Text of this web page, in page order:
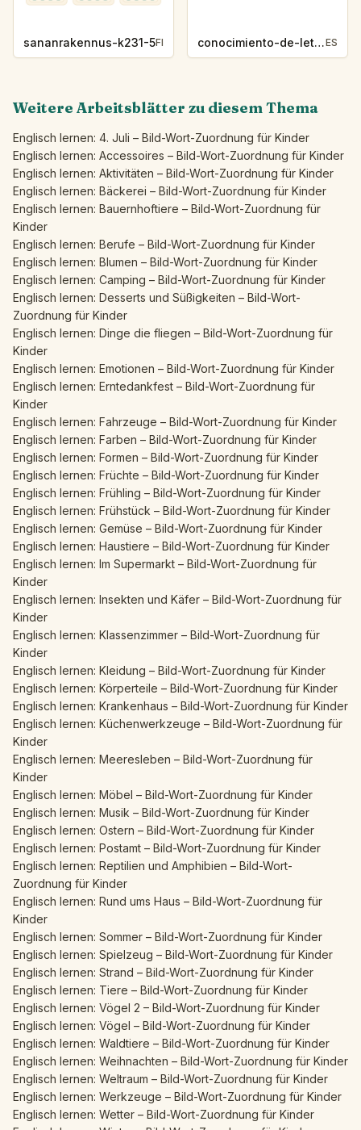
sananrakennus-k231-5FI conocimiento-de-letras-k230-5ES
Weitere Arbeitsblätter zu diesem Thema
Englisch lernen: 4. Juli – Bild-Wort-Zuordnung für Kinder
Englisch lernen: Accessoires – Bild-Wort-Zuordnung für Kinder
Englisch lernen: Aktivitäten – Bild-Wort-Zuordnung für Kinder
Englisch lernen: Bäckerei – Bild-Wort-Zuordnung für Kinder
Englisch lernen: Bauernhoftiere – Bild-Wort-Zuordnung für
Kinder
Englisch lernen: Berufe – Bild-Wort-Zuordnung für Kinder
Englisch lernen: Blumen – Bild-Wort-Zuordnung für Kinder
Englisch lernen: Camping – Bild-Wort-Zuordnung für Kinder
Englisch lernen: Desserts und Süßigkeiten – Bild-Wort-
Zuordnung für Kinder
Englisch lernen: Dinge die fliegen – Bild-Wort-Zuordnung für
Kinder
Englisch lernen: Emotionen – Bild-Wort-Zuordnung für Kinder
Englisch lernen: Erntedankfest – Bild-Wort-Zuordnung für
Kinder
Englisch lernen: Fahrzeuge – Bild-Wort-Zuordnung für Kinder
Englisch lernen: Farben – Bild-Wort-Zuordnung für Kinder
Englisch lernen: Formen – Bild-Wort-Zuordnung für Kinder
Englisch lernen: Früchte – Bild-Wort-Zuordnung für Kinder
Englisch lernen: Frühling – Bild-Wort-Zuordnung für Kinder
Englisch lernen: Frühstück – Bild-Wort-Zuordnung für Kinder
Englisch lernen: Gemüse – Bild-Wort-Zuordnung für Kinder
Englisch lernen: Haustiere – Bild-Wort-Zuordnung für Kinder
Englisch lernen: Im Supermarkt – Bild-Wort-Zuordnung für
Kinder
Englisch lernen: Insekten und Käfer – Bild-Wort-Zuordnung für
Kinder
Englisch lernen: Klassenzimmer – Bild-Wort-Zuordnung für
Kinder
Englisch lernen: Kleidung – Bild-Wort-Zuordnung für Kinder
Englisch lernen: Körperteile – Bild-Wort-Zuordnung für Kinder
Englisch lernen: Krankenhaus – Bild-Wort-Zuordnung für Kinder
Englisch lernen: Küchenwerkzeuge – Bild-Wort-Zuordnung für
Kinder
Englisch lernen: Meeresleben – Bild-Wort-Zuordnung für
Kinder
Englisch lernen: Möbel – Bild-Wort-Zuordnung für Kinder
Englisch lernen: Musik – Bild-Wort-Zuordnung für Kinder
Englisch lernen: Ostern – Bild-Wort-Zuordnung für Kinder
Englisch lernen: Postamt – Bild-Wort-Zuordnung für Kinder
Englisch lernen: Reptilien und Amphibien – Bild-Wort-
Zuordnung für Kinder
Englisch lernen: Rund ums Haus – Bild-Wort-Zuordnung für
Kinder
Englisch lernen: Sommer – Bild-Wort-Zuordnung für Kinder
Englisch lernen: Spielzeug – Bild-Wort-Zuordnung für Kinder
Englisch lernen: Strand – Bild-Wort-Zuordnung für Kinder
Englisch lernen: Tiere – Bild-Wort-Zuordnung für Kinder
Englisch lernen: Vögel 2 – Bild-Wort-Zuordnung für Kinder
Englisch lernen: Vögel – Bild-Wort-Zuordnung für Kinder
Englisch lernen: Waldtiere – Bild-Wort-Zuordnung für Kinder
Englisch lernen: Weihnachten – Bild-Wort-Zuordnung für Kinder
Englisch lernen: Weltraum – Bild-Wort-Zuordnung für Kinder
Englisch lernen: Werkzeuge – Bild-Wort-Zuordnung für Kinder
Englisch lernen: Wetter – Bild-Wort-Zuordnung für Kinder